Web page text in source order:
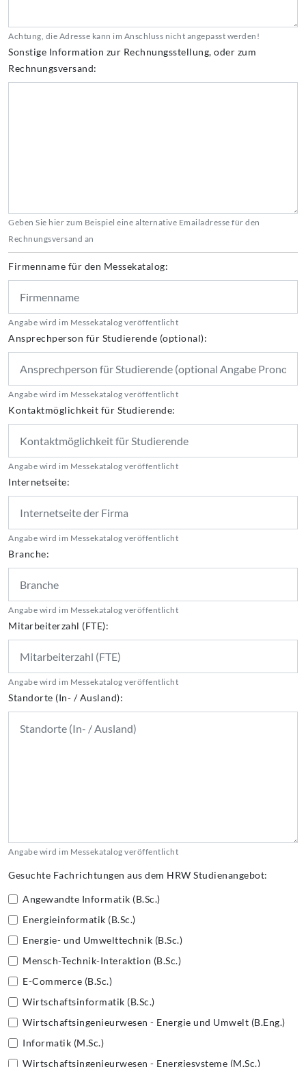
Achtung, die Adresse kann im Anschluss nicht angepasst werden!
Sonstige Information zur Rechnungsstellung, oder zum
Rechnungsversand:
Geben Sie hier zum Beispiel eine alternative Emailadresse für den
Rechnungsversand an
Firmenname für den Messekatalog:
Angabe wird im Messekatalog veröffentlicht
Ansprechperson für Studierende (optional):
Angabe wird im Messekatalog veröffentlicht
Kontaktmöglichkeit für Studierende:
Angabe wird im Messekatalog veröffentlicht
Internetseite:
Angabe wird im Messekatalog veröffentlicht
Branche:
Angabe wird im Messekatalog veröffentlicht
Mitarbeiterzahl (FTE):
Angabe wird im Messekatalog veröffentlicht
Standorte (In- / Ausland):
Angabe wird im Messekatalog veröffentlicht
Gesuchte Fachrichtungen aus dem HRW Studienangebot:
Angewandte Informatik (B.Sc.)
Energieinformatik (B.Sc.)
Energie- und Umwelttechnik (B.Sc.)
Mensch-Technik-Interaktion (B.Sc.)
E-Commerce (B.Sc.)
Wirtschaftsinformatik (B.Sc.)
Wirtschaftsingenieurwesen - Energie und Umwelt (B.Eng.)
Informatik (M.Sc.)
Wirtschaftsingenieurwesen - Energiesysteme (M.Sc.)